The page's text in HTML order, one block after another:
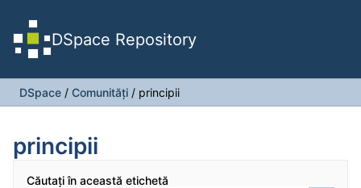
DSpace Repository
DSpace / Comunități / principii
principii
Căutați în această etichetă